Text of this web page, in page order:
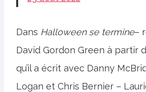
Dans Halloween se termine–
David Gordon Green à partir
qu’il a écrit avec Danny
Logan et Chris Bernier –